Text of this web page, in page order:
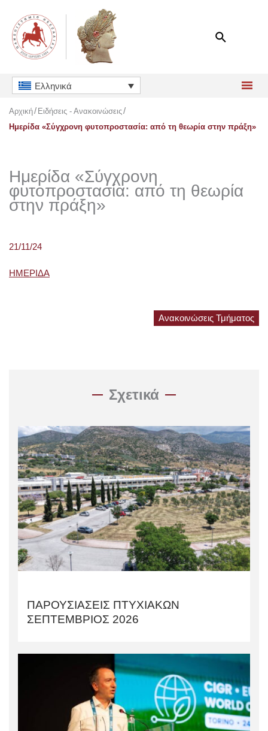
περιεχόμενο
Ελληνικά
Αρχική
Ειδήσεις - Ανακοινώσεις
Ημερίδα «Σύγχρονη φυτοπροστασία: από τη θεωρία στην πράξη»
Ημερίδα «Σύγχρονη
φυτοπροστασία: από τη θεωρία
στην πράξη»
21/11/24
ΗΜΕΡΙΔΑ
Ανακοινώσεις Τμήματος
Σχετικά
ΠΑΡΟΥΣΙΑΣΕΙΣ ΠΤΥΧΙΑΚΩΝ
ΣΕΠΤΕΜΒΡΙΟΣ 2026